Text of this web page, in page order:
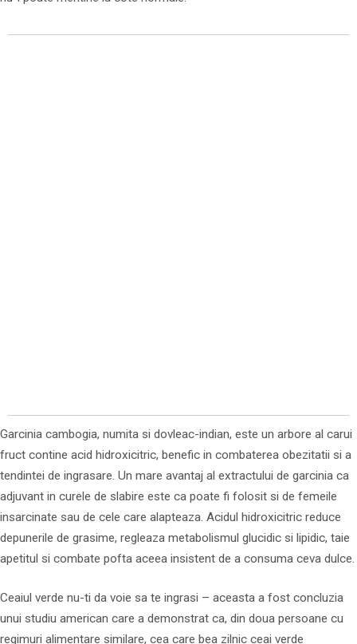
Garcinia cambogia, numita si dovleac-indian, este un arbore al carui
fruct contine acid hidroxicitric, benefic in combaterea obezitatii si a
tendintei de ingrasare. Un mare avantaj al extractului de garcinia ca
adjuvant in curele de slabire este ca poate fi folosit si de femeile
insarcinate sau de cele care alapteaza. Acidul hidroxicitric reduce
depunerile de grasime, regleaza metabolismul glucidic si lipidic, taie
apetitul si combate pofta aceea insistent de a consuma ceva dulce.
Ceaiul verde nu-ti da voie sa te ingrasi – aceasta a fost concluzia
unui studiu american care a demonstrat ca, din doua persoane cu
regimuri alimentare similare, cea care bea zilnic ceai verde